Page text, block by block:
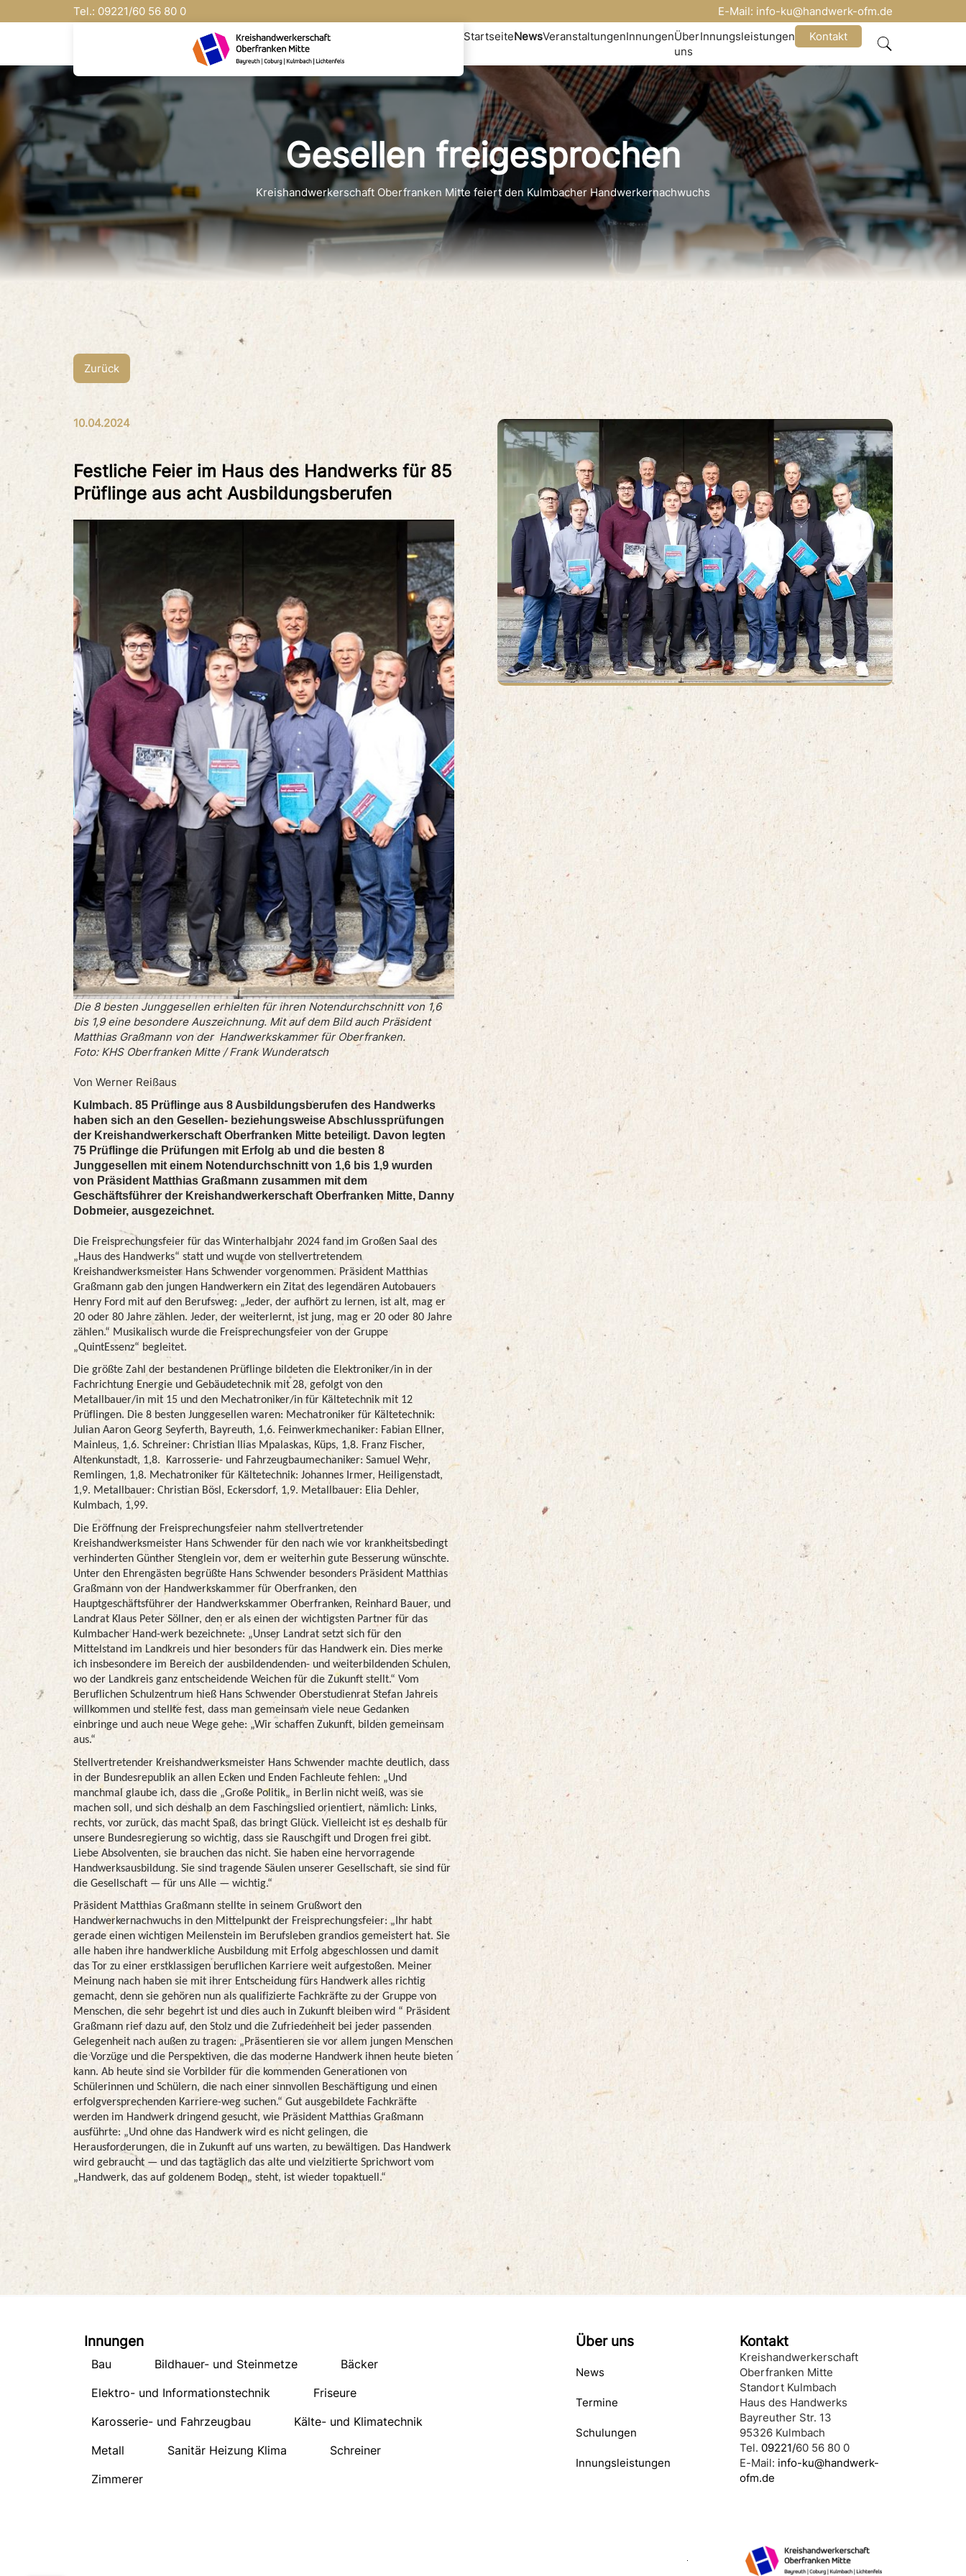
Tel.: 09221/60 56 80 0 E-Mail: info-ku@handwerk-ofm.de
StartseiteNewsVeranstaltungenInnungenÜber
uns
Innungsleistungen Kontakt
Gesellen freigesprochen
Kreishandwerkerschaft Oberfranken Mitte feiert den Kulmbacher Handwerkernachwuchs
Zurück
10.04.2024
Festliche Feier im Haus des Handwerks für 85
Prüflinge aus acht Ausbildungsberufen
Die 8 besten Junggesellen erhielten für ihren Notendurchschnitt von 1,6
bis 1,9 eine besondere Auszeichnung. Mit auf dem Bild auch Präsident
Matthias Graßmann von der Handwerkskammer für Oberfranken.
Foto: KHS Oberfranken Mitte / Frank Wunderatsch
Von Werner Reißaus
Kulmbach. 85 Prüflinge aus 8 Ausbildungsberufen des Handwerks
haben sich an den Gesellen- beziehungsweise Abschlussprüfungen
der Kreishandwerkerschaft Oberfranken Mitte beteiligt. Davon legten
75 Prüflinge die Prüfungen mit Erfolg ab und die besten 8
Junggesellen mit einem Notendurchschnitt von 1,6 bis 1,9 wurden
von Präsident Matthias Graßmann zusammen mit dem
Geschäftsführer der Kreishandwerkerschaft Oberfranken Mitte, Danny
Dobmeier, ausgezeichnet.
Die Freisprechungsfeier für das Winterhalbjahr 2024 fand im Großen Saal des
„Haus des Handwerks“ statt und wurde von stellvertretendem
Kreishandwerksmeister Hans Schwender vorgenommen. Präsident Matthias
Graßmann gab den jungen Handwerkern ein Zitat des legendären Autobauers
Henry Ford mit auf den Berufsweg: „Jeder, der aufhört zu lernen, ist alt, mag er
20 oder 80 Jahre zählen. Jeder, der weiterlernt, ist jung, mag er 20 oder 80 Jahre
zählen.“ Musikalisch wurde die Freisprechungsfeier von der Gruppe
„QuintEssenz“ begleitet.
Die größte Zahl der bestandenen Prüflinge bildeten die Elektroniker/in in der
Fachrichtung Energie und Gebäudetechnik mit 28, gefolgt von den
Metallbauer/in mit 15 und den Mechatroniker/in für Kältetechnik mit 12
Prüflingen. Die 8 besten Junggesellen waren: Mechatroniker für Kältetechnik:
Julian Aaron Georg Seyferth, Bayreuth, 1,6. Feinwerkmechaniker: Fabian Ellner,
Mainleus, 1,6. Schreiner: Christian Ilias Mpalaskas, Küps, 1,8. Franz Fischer,
Altenkunstadt, 1,8. Karrosserie- und Fahrzeugbaumechaniker: Samuel Wehr,
Remlingen, 1,8. Mechatroniker für Kältetechnik: Johannes Irmer, Heiligenstadt,
1,9. Metallbauer: Christian Bösl, Eckersdorf, 1,9. Metallbauer: Elia Dehler,
Kulmbach, 1,99.
Die Eröffnung der Freisprechungsfeier nahm stellvertretender
Kreishandwerksmeister Hans Schwender für den nach wie vor krankheitsbedingt
verhinderten Günther Stenglein vor, dem er weiterhin gute Besserung wünschte.
Unter den Ehrengästen begrüßte Hans Schwender besonders Präsident Matthias
Graßmann von der Handwerkskammer für Oberfranken, den
Hauptgeschäftsführer der Handwerkskammer Oberfranken, Reinhard Bauer, und
Landrat Klaus Peter Söllner, den er als einen der wichtigsten Partner für das
Kulmbacher Hand-werk bezeichnete: „Unser Landrat setzt sich für den
Mittelstand im Landkreis und hier besonders für das Handwerk ein. Dies merke
ich insbesondere im Bereich der ausbildendenden- und weiterbildenden Schulen,
wo der Landkreis ganz entscheidende Weichen für die Zukunft stellt.“ Vom
Beruflichen Schulzentrum hieß Hans Schwender Oberstudienrat Stefan Jahreis
willkommen und stellte fest, dass man gemeinsam viele neue Gedanken
einbringe und auch neue Wege gehe: „Wir schaffen Zukunft, bilden gemeinsam
aus.“
Stellvertretender Kreishandwerksmeister Hans Schwender machte deutlich, dass
in der Bundesrepublik an allen Ecken und Enden Fachleute fehlen: „Und
manchmal glaube ich, dass die „Große Politik„ in Berlin nicht weiß, was sie
machen soll, und sich deshalb an dem Faschingslied orientiert, nämlich: Links,
rechts, vor zurück, das macht Spaß, das bringt Glück. Vielleicht ist es deshalb für
unsere Bundesregierung so wichtig, dass sie Rauschgift und Drogen frei gibt.
Liebe Absolventen, sie brauchen das nicht. Sie haben eine hervorragende
Handwerksausbildung. Sie sind tragende Säulen unserer Gesellschaft, sie sind für
die Gesellschaft — für uns Alle — wichtig.“
Präsident Matthias Graßmann stellte in seinem Grußwort den
Handwerkernachwuchs in den Mittelpunkt der Freisprechungsfeier: „Ihr habt
gerade einen wichtigen Meilenstein im Berufsleben grandios gemeistert hat. Sie
alle haben ihre handwerkliche Ausbildung mit Erfolg abgeschlossen und damit
das Tor zu einer erstklassigen beruflichen Karriere weit aufgestoßen. Meiner
Meinung nach haben sie mit ihrer Entscheidung fürs Handwerk alles richtig
gemacht, denn sie gehören nun als qualifizierte Fachkräfte zu der Gruppe von
Menschen, die sehr begehrt ist und dies auch in Zukunft bleiben wird “ Präsident
Graßmann rief dazu auf, den Stolz und die Zufriedenheit bei jeder passenden
Gelegenheit nach außen zu tragen: „Präsentieren sie vor allem jungen Menschen
die Vorzüge und die Perspektiven, die das moderne Handwerk ihnen heute bieten
kann. Ab heute sind sie Vorbilder für die kommenden Generationen von
Schülerinnen und Schülern, die nach einer sinnvollen Beschäftigung und einen
erfolgversprechenden Karriere-weg suchen.“ Gut ausgebildete Fachkräfte
werden im Handwerk dringend gesucht, wie Präsident Matthias Graßmann
ausführte: „Und ohne das Handwerk wird es nicht gelingen, die
Herausforderungen, die in Zukunft auf uns warten, zu bewältigen. Das Handwerk
wird gebraucht — und das tagtäglich das alte und vielzitierte Sprichwort vom
„Handwerk, das auf goldenem Boden„ steht, ist wieder topaktuell.“
Innungen
Bau Bildhauer- und Steinmetze
Bäcker
Elektro- und Informationstechnik
Friseure
Karosserie- und Fahrzeugbau
Kälte- und Klimatechnik
Metall
Sanitär Heizung Klima
Schreiner
Zimmerer
Über uns
News
Termine
Schulungen
Innungsleistungen
Kontakt
Kreishandwerkerschaft
Oberfranken Mitte
Standort Kulmbach
Haus des Handwerks
Bayreuther Str. 13
95326 Kulmbach
Tel. 09221/60 56 80 0
E-Mail: info-ku@handwerk-
ofm.de